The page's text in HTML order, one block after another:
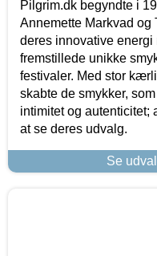
Pilgrim.dk begyndte i
Annemette Markvad og
deres innovative
fremstillede unikke
festivaler. Med stor
skabte de smykker,
intimitet og
at se deres udvalg.
Se